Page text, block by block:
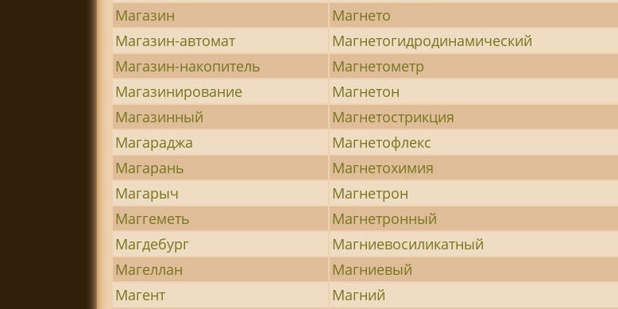
Магазин
Магнето
Магазин-автомат
Магнетогидродинамический
Магазин-накопитель
Магнетометр
Магазинирование
Магнетон
Магазинный
Магнетострикция
Магараджа
Магнетофлекс
Магарань
Магнетохимия
Магарыч
Магнетрон
Маггеметь
Магнетронный
Магдебург
Магниевосиликатный
Магеллан
Магниевый
Магент
Магний